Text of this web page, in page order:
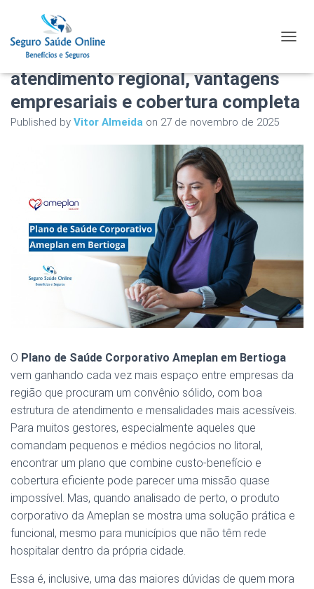
Plano de Saúde Corporativo
Ameplan em Bertioga com
atendimento regional, vantagens
empresariais e cobertura completa
Published by Vitor Almeida on 27 de novembro de 2025
O Plano de Saúde Corporativo Ameplan em Bertioga
vem ganhando cada vez mais espaço entre empresas da
região que procuram um convênio sólido, com boa
estrutura de atendimento e mensalidades mais acessíveis.
Para muitos gestores, especialmente aqueles que
comandam pequenos e médios negócios no litoral,
encontrar um plano que combine custo-benefício e
cobertura eficiente pode parecer uma missão quase
impossível. Mas, quando analisado de perto, o produto
corporativo da Ameplan se mostra uma solução prática e
funcional, mesmo para municípios que não têm rede
hospitalar dentro da própria cidade.
Essa é, inclusive, uma das maiores dúvidas de quem mora